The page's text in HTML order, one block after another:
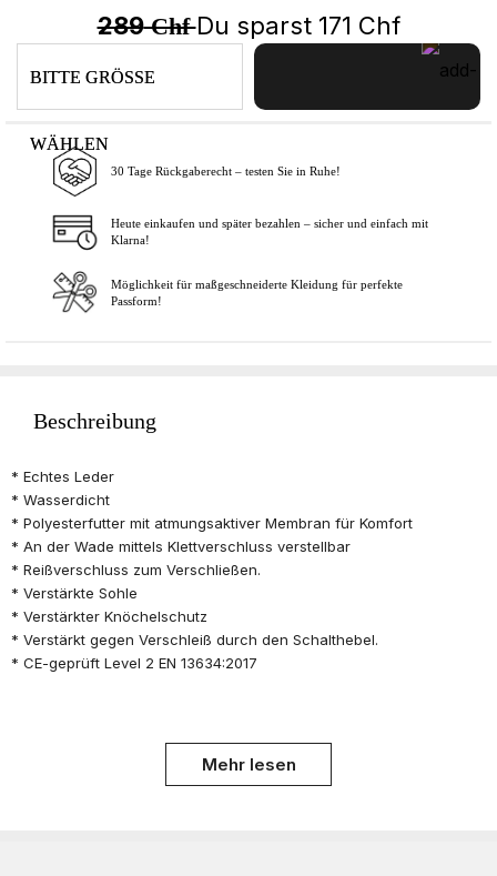
289ChfDu sparst 171 Chf
BITTE GRÖSSE
WÄHLEN
In den Warenkorb
30 Tage Rückgaberecht – testen Sie in Ruhe!
Heute einkaufen und später bezahlen – sicher und einfach mit
Klarna!
Möglichkeit für maßgeschneiderte Kleidung für perfekte
Passform!
Beschreibung
​* Echtes Leder
* Wasserdicht
* Polyesterfutter mit atmungsaktiver Membran für Komfort
* An der Wade mittels Klettverschluss verstellbar
* Reißverschluss zum Verschließen.
* Verstärkte Sohle
* Verstärkter Knöchelschutz
* Verstärkt gegen Verschleiß durch den Schalthebel.
* CE-geprüft Level 2 EN 13634:2017
Mehr lesen